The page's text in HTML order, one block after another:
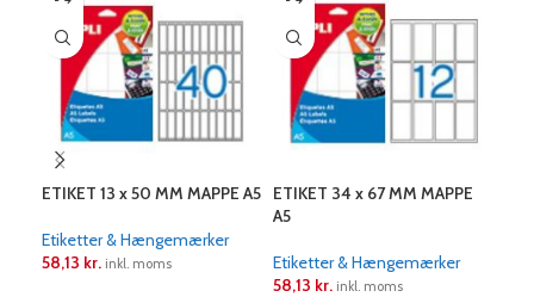
ETIKET 13 x 50 MM MAPPE A5
Etiketter & Hængemærker
58,13 kr. inkl. moms
ETIKET 34 x 67 MM MAPPE
A5
Etiketter & Hængemærker
58,13 kr. inkl. moms